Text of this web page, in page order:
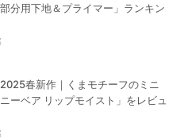
分用下地＆プライマー」ランキン
春新作｜くまモチーフのミニ
ーベア リップモイスト」をレビュ